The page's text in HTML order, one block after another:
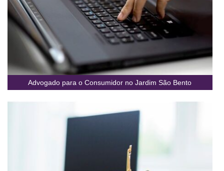
Advogado para o Consumidor no Jardim São Bento